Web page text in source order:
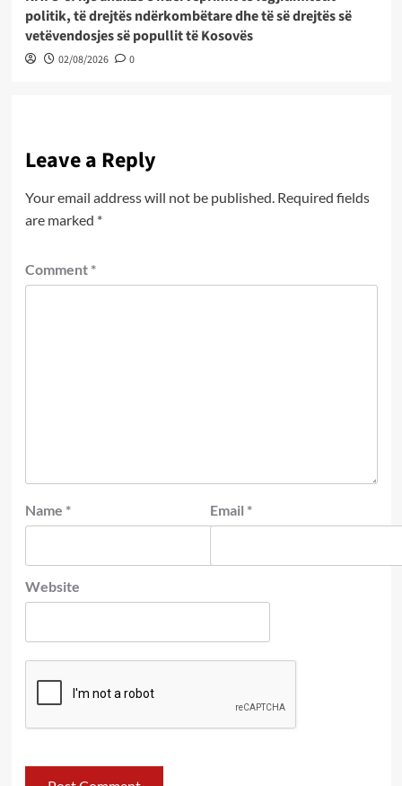
politik, të drejtës ndërkombëtare dhe të së drejtës së
vetëvendosjes së popullit të Kosovës
02/08/2026 0
Leave a Reply
Your email address will not be published. Required fields
are marked *
Comment *
Name * Email *
Website